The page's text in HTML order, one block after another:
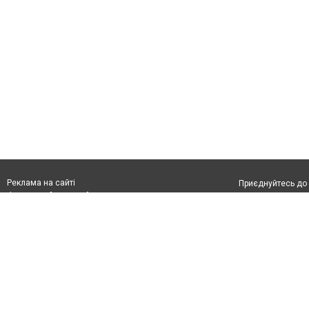
Реклама на сайті
Франшиза "CitySites"
Приєднуйтесь до